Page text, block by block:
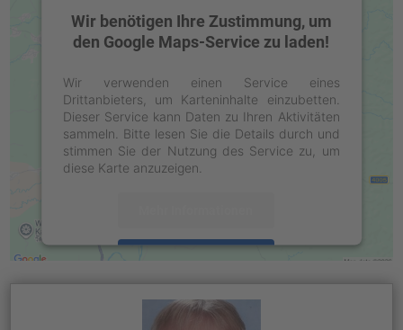
Wir benötigen Ihre Zustimmung, um
den Google Maps-Service zu laden!
Wir verwenden einen Service eines
Drittanbieters, um Karteninhalte einzubetten.
Dieser Service kann Daten zu Ihren Aktivitäten
sammeln. Bitte lesen Sie die Details durch und
stimmen Sie der Nutzung des Service zu, um
diese Karte anzuzeigen.
Management Platform &